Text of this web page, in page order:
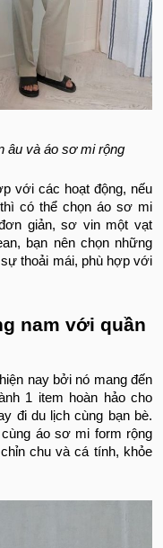
âu và áo sơ mi rộng
với các hoạt động, nếu
có thể chọn áo sơ mi
giản, sơ vin một vạt
bạn nên chọn những
thoải mái, phù hợp với
nam với quần
nay bởi nó mang đến
1 item hoàn hảo cho
đi du lịch cùng bạn bè.
áo sơ mi form rộng
chu và cá tính, khỏe